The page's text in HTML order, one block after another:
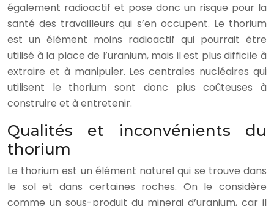
également radioactif et pose donc un risque pour la
santé des travailleurs qui s’en occupent. Le thorium
est un élément moins radioactif qui pourrait être
utilisé à la place de l’uranium, mais il est plus difficile à
extraire et à manipuler. Les centrales nucléaires qui
utilisent le thorium sont donc plus coûteuses à
construire et à entretenir.
Qualités et inconvénients du
thorium
Le thorium est un élément naturel qui se trouve dans
le sol et dans certaines roches. On le considère
comme un sous-produit du minerai d’uranium, car il